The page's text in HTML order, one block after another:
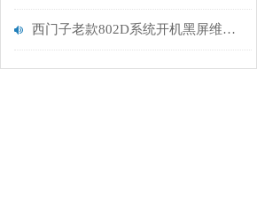
西门子老款802D系统开机黑屏维修液晶屏坏更换